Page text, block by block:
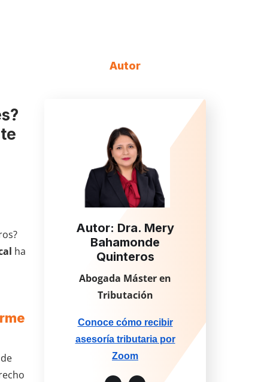
ha
Autor
Autor: Dra. Mery
Bahamonde
Quinteros
Abogada Máster en
Tributación
Conoce cómo recibir
asesoría tributaria por
Zoom